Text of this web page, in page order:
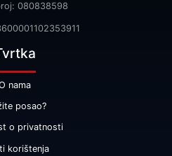
080838598
nama
posao?
o privatnosti
korištenja